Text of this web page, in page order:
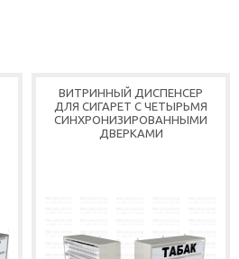
ВИТРИННЫЙ ДИСПЕНСЕР
ДЛЯ СИГАРЕТ С ЧЕТЫРЬМЯ
СИНХРОНИЗИРОВАННЫМИ
ДВЕРКАМИ